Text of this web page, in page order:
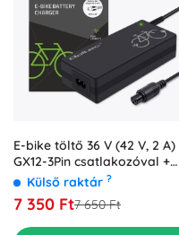
E-bike töltő 36 V (42 V, 2 A)
GX12-3Pin csatlakozóval +
tápkábellel
Külső raktár ?
7 350 Ft7 650 Ft